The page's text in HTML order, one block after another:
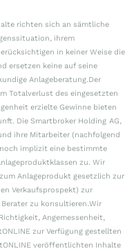
richten sich an sämtliche
ihrem
in keiner Weise die
ersetzen keine auf seine
Anlageberatung.Der
Totalverlust des eingesetzten
erzielte Gewinne bieten
Die Smartbroker Holding AG,
ihre Mitarbeiter (nachfolgend
implizit eine bestimmte
zu. Wir
Anlageprodukt gesetzlich zur
Verkaufsprospekt) zur
zu konsultieren.Wir
Angemessenheit,
zur Verfügung gestellten
veröffentlichten Inhalte